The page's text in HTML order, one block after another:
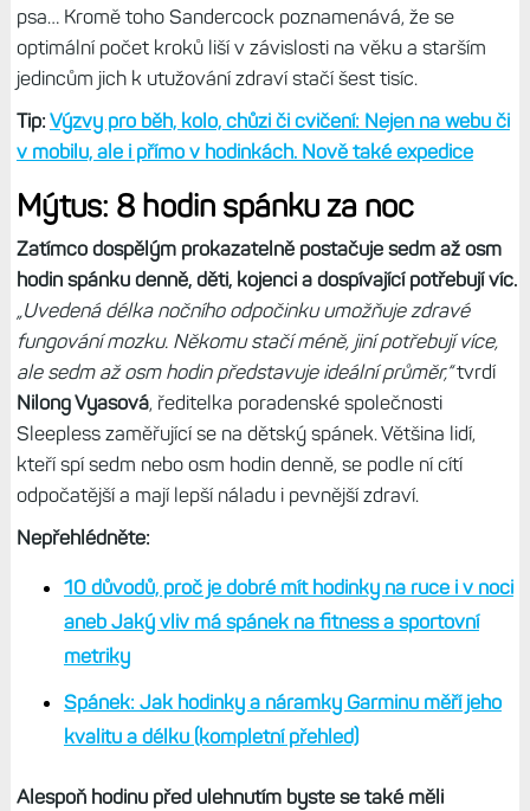
psa… Kromě toho Sandercock poznamenává, že se
optimální počet kroků liší v závislosti na věku a starším
jedincům jich k utužování zdraví stačí šest tisíc.
Tip: Výzvy pro běh, kolo, chůzi či cvičení: Nejen na webu či
v mobilu, ale i přímo v hodinkách. Nově také expedice
Mýtus: 8 hodin spánku za noc
Zatímco dospělým prokazatelně postačuje sedm až osm
hodin spánku denně, děti, kojenci a dospívající potřebují víc.
„Uvedená délka nočního odpočinku umožňuje zdravé
fungování mozku. Někomu stačí méně, jiní potřebují více,
ale sedm až osm hodin představuje ideální průměr,“tvrdí
Nilong Vyasová, ředitelka poradenské společnosti
Sleepless zaměřující se na dětský spánek. Většina lidí,
kteří spí sedm nebo osm hodin denně, se podle ní cítí
odpočatější a mají lepší náladu i pevnější zdraví.
Nepřehlédněte:
10 důvodů, proč je dobré mít hodinky na ruce i v noci
aneb Jaký vliv má spánek na fitness a sportovní
metriky
Spánek: Jak hodinky a náramky Garminu měří jeho
kvalitu a délku (kompletní přehled)
Alespoň hodinu před ulehnutím byste se také měli